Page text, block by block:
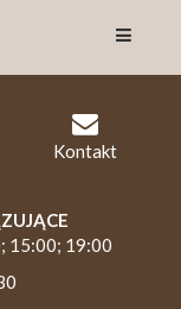
Kontakt
15:00; 19:00